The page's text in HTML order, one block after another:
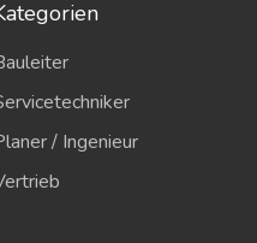
/ Ingenieur